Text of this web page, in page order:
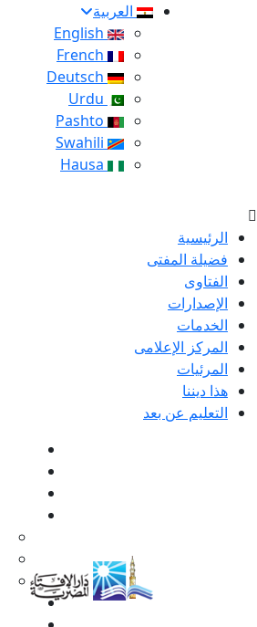
العربية
الرئيسية
فضيلة المفتى
الفتاوى
الإصدارات
الخدمات
المركز الإعلامى
المرئيات
هذا ديننا
التعليم عن بعد